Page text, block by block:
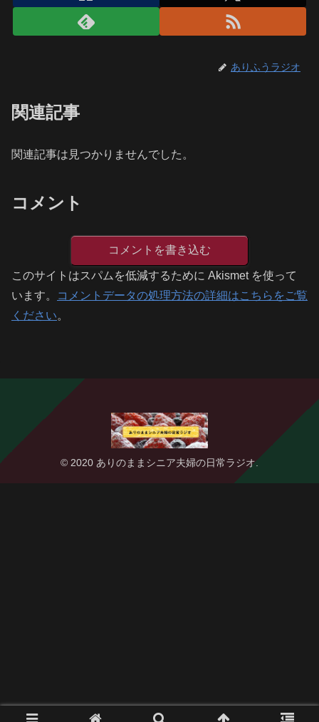
ありふうラジオ
関連記事
関連記事は見つかりませんでした。
コメント
コメントを書き込む
このサイトはスパムを低減するために Akismet を使って
います。
コメントデータの処理方法の詳細はこちらをご覧
ください。
© 2020 ありのままシニア夫婦の日常ラジオ.